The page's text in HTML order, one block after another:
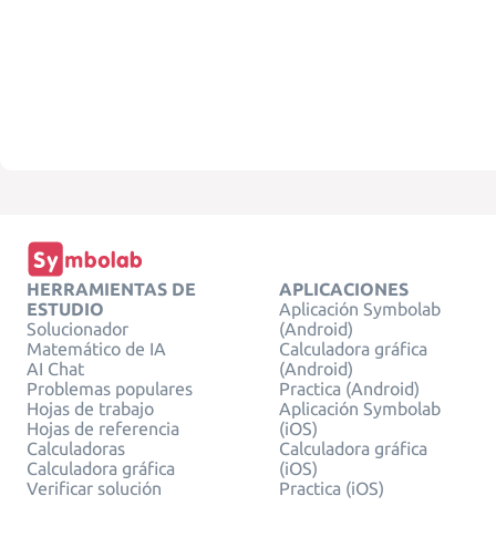
HERRAMIENTAS DE
ESTUDIO
Solucionador
Matemático de IA
AI Chat
Problemas populares
Hojas de trabajo
Hojas de referencia
Calculadoras
Calculadora gráfica
Verificar solución
APLICACIONES
Aplicación Symbolab
(Android)
Calculadora gráfica
(Android)
Practica (Android)
Aplicación Symbolab
(iOS)
Calculadora gráfica
(iOS)
Practica (iOS)